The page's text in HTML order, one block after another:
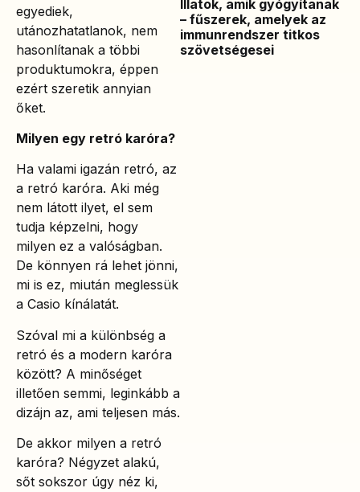
egyediek,
utánozhatatlanok, nem
hasonlítanak a többi
produktumokra, éppen
ezért szeretik annyian
őket.
Milyen egy retró karóra?
Ha valami igazán retró, az
a retró karóra. Aki még
nem látott ilyet, el sem
tudja képzelni, hogy
milyen ez a valóságban.
De könnyen rá lehet jönni,
mi is ez, miután meglessük
a Casio kínálatát.
Szóval mi a különbség a
retró és a modern karóra
között? A minőséget
illetően semmi, leginkább a
dizájn az, ami teljesen más.
De akkor milyen a retró
karóra? Négyzet alakú,
sőt sokszor úgy néz ki,
Illatok, amik gyógyítanak
– fűszerek, amelyek az
immunrendszer titkos
szövetségesei